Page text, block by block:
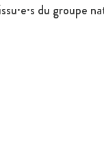
du groupe